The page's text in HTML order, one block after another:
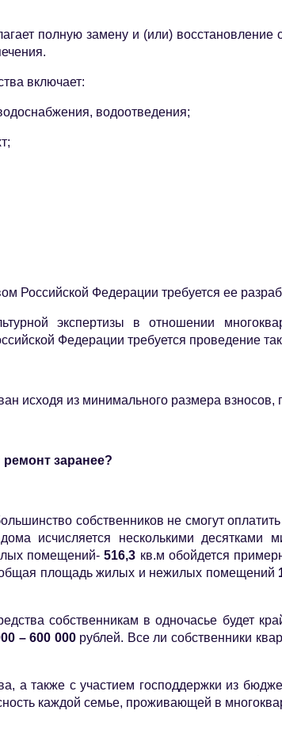
полную замену и (или) восстановление
включает:
водоотведения;
Российской Федерации требуется ее
экспертизы в отношении
Федерации требуется проведение
исходя из минимального размера взносов,
заранее?
собственников не смогут
исчисляется несколькими десятками
помещений-516,3 кв.м обойдется
площадь жилых и нежилых помещений
собственникам в одночасье будет
– 600 000рублей. Все ли собственники
а также с участием господдержки из
каждой семье, проживающей в